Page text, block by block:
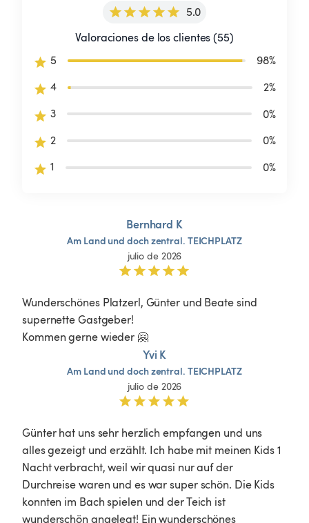
5.0
Valoraciones de los clientes (55)
5
98%
4
2%
3
0%
2
0%
1
0%
Bernhard K
Am Land und dochzentral. TEICHPLATZ
julio de 2026
Wunderschönes Platzerl, Günter und Beate sind
supernette Gastgeber!
Kommen gerne wieder 🤗
Yvi K
Am Land und dochzentral. TEICHPLATZ
julio de 2026
Günter hat uns sehr herzlich empfangen und uns
alles gezeigt und erzählt. Ich habe mit meinen Kids 1
Nacht verbracht, weil wir quasi nur auf der
Durchreise waren und es war super schön. Die Kids
konnten im Bach spielen und der Teich ist
wunderschön angelegt! Ein wunderschönes